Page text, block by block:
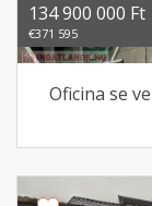
134 900 000 Ft
€371 595
Oficina se